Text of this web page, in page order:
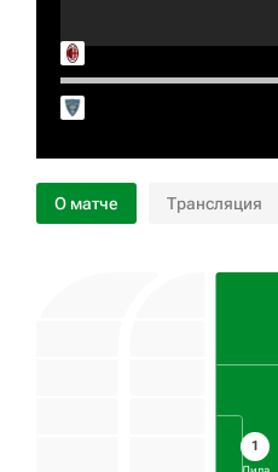
О матче Трансляция
1